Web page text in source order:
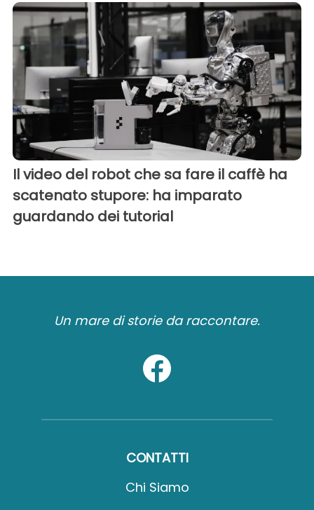
Il video del robot che sa fare il caffè ha
scatenato stupore: ha imparato
guardando dei tutorial
Un mare di storie da raccontare.
CONTATTI
Chi Siamo